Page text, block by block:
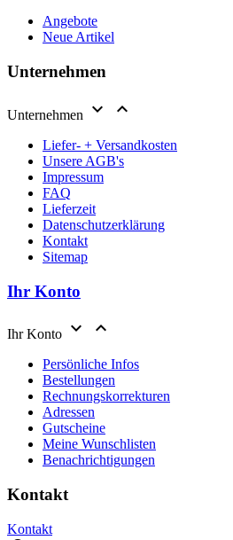
Angebote
Neue Artikel
Unternehmen
Unternehmen  
Liefer- + Versandkosten
Unsere AGB's
Impressum
FAQ
Lieferzeit
Datenschutzerklärung
Kontakt
Sitemap
Ihr Konto
Ihr Konto  
Persönliche Infos
Bestellungen
Rechnungskorrekturen
Adressen
Gutscheine
Meine Wunschlisten
Benachrichtigungen
Kontakt
Kontakt